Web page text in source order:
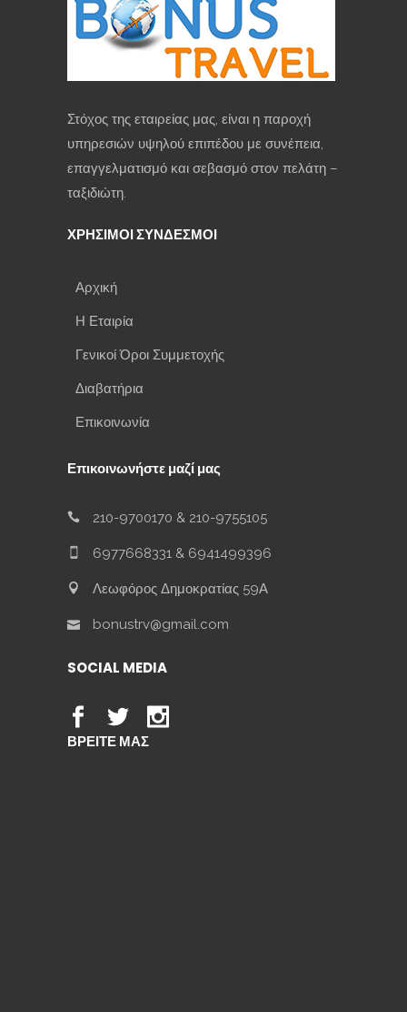
Στόχος της εταιρείας μας, είναι η παροχή
υπηρεσιών υψηλού επιπέδου με συνέπεια,
επαγγελματισμό και σεβασμό στον πελάτη –
ταξιδιώτη.
ΧΡΗΣΙΜΟΙ ΣΥΝΔΕΣΜΟΙ
Αρχική
Η Εταιρία
Γενικοί Όροι Συμμετοχής
Διαβατήρια
Επικοινωνία
Επικοινωνήστε μαζί μας
210-9700170 & 210-9755105
6977668331 & 6941499396
Λεωφόρος Δημοκρατίας 59Α
bonustrv@gmail.com
SOCIAL MEDIA
ΒΡΕΙΤΕ ΜΑΣ